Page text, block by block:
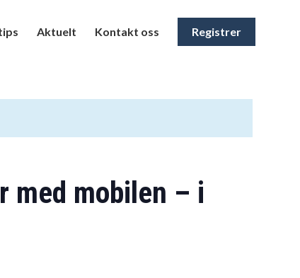
Aktuelt Kontakt oss Registrer
med mobilen – i